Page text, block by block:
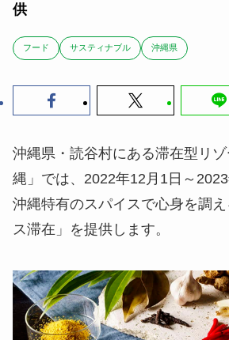
供
フード サスティナブル 沖縄県
沖縄県・読谷村にある滞在型リ
縄」では、2022年12月1日～2023
沖縄特有のスパイスで心身を調
ス滞在」を提供します。